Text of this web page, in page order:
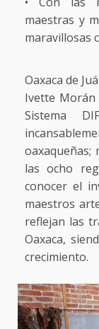
maestras y
maravillosas
Oaxaca de
Ivette
Sistema
las ocho
conocer el
maestros
reflejan las
Oaxaca,
crecimiento.